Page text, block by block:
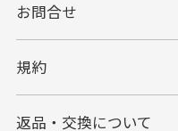
代金引換
代引手数料一律
す。
お問合せ
規約
返品・交換について